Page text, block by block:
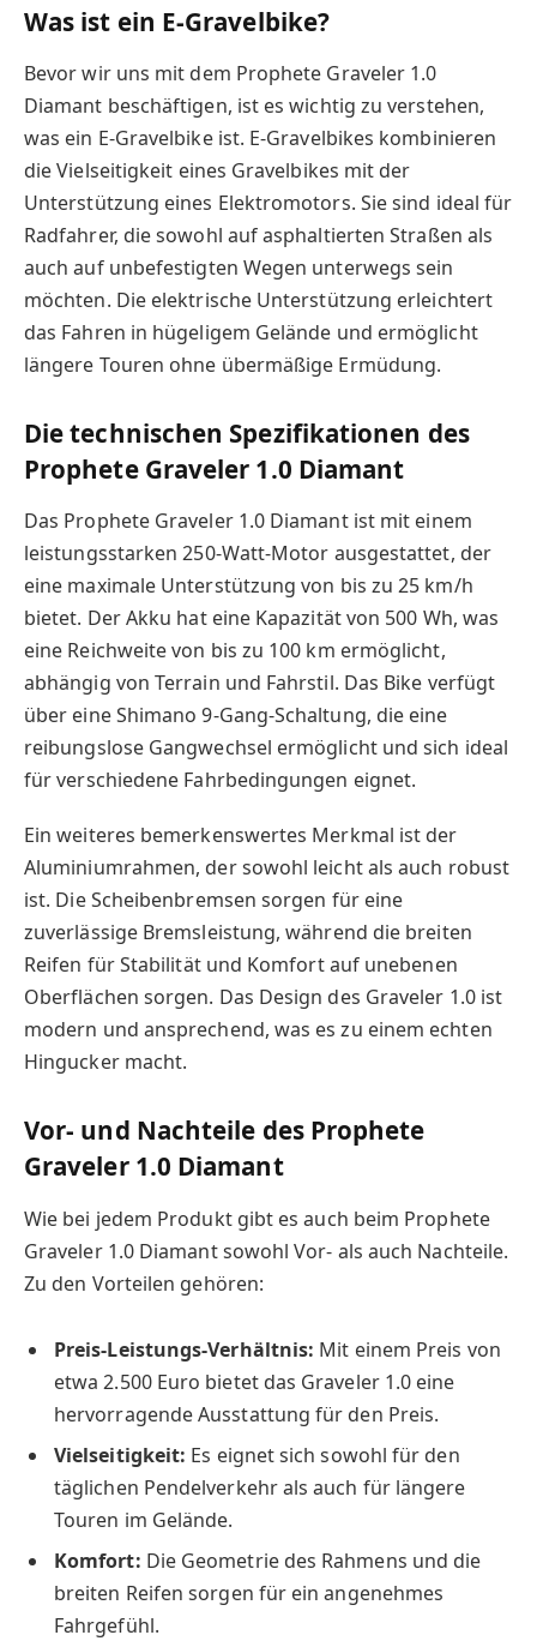
Was ist ein E-Gravelbike?
Bevor wir uns mit dem Prophete Graveler 1.0
Diamant beschäftigen, ist es wichtig zu verstehen,
was ein E-Gravelbike ist. E-Gravelbikes kombinieren
die Vielseitigkeit eines Gravelbikes mit der
Unterstützung eines Elektromotors. Sie sind ideal für
Radfahrer, die sowohl auf asphaltierten Straßen als
auch auf unbefestigten Wegen unterwegs sein
möchten. Die elektrische Unterstützung erleichtert
das Fahren in hügeligem Gelände und ermöglicht
längere Touren ohne übermäßige Ermüdung.
Die technischen Spezifikationen des
Prophete Graveler 1.0 Diamant
Das Prophete Graveler 1.0 Diamant ist mit einem
leistungsstarken 250-Watt-Motor ausgestattet, der
eine maximale Unterstützung von bis zu 25 km/h
bietet. Der Akku hat eine Kapazität von 500 Wh, was
eine Reichweite von bis zu 100 km ermöglicht,
abhängig von Terrain und Fahrstil. Das Bike verfügt
über eine Shimano 9-Gang-Schaltung, die eine
reibungslose Gangwechsel ermöglicht und sich ideal
für verschiedene Fahrbedingungen eignet.
Ein weiteres bemerkenswertes Merkmal ist der
Aluminiumrahmen, der sowohl leicht als auch robust
ist. Die Scheibenbremsen sorgen für eine
zuverlässige Bremsleistung, während die breiten
Reifen für Stabilität und Komfort auf unebenen
Oberflächen sorgen. Das Design des Graveler 1.0 ist
modern und ansprechend, was es zu einem echten
Hingucker macht.
Vor- und Nachteile des Prophete
Graveler 1.0 Diamant
Wie bei jedem Produkt gibt es auch beim Prophete
Graveler 1.0 Diamant sowohl Vor- als auch Nachteile.
Zu den Vorteilen gehören:
Preis-Leistungs-Verhältnis: Mit einem Preis von
etwa 2.500 Euro bietet das Graveler 1.0 eine
hervorragende Ausstattung für den Preis.
Vielseitigkeit: Es eignet sich sowohl für den
täglichen Pendelverkehr als auch für längere
Touren im Gelände.
Komfort: Die Geometrie des Rahmens und die
breiten Reifen sorgen für ein angenehmes
Fahrgefühl.